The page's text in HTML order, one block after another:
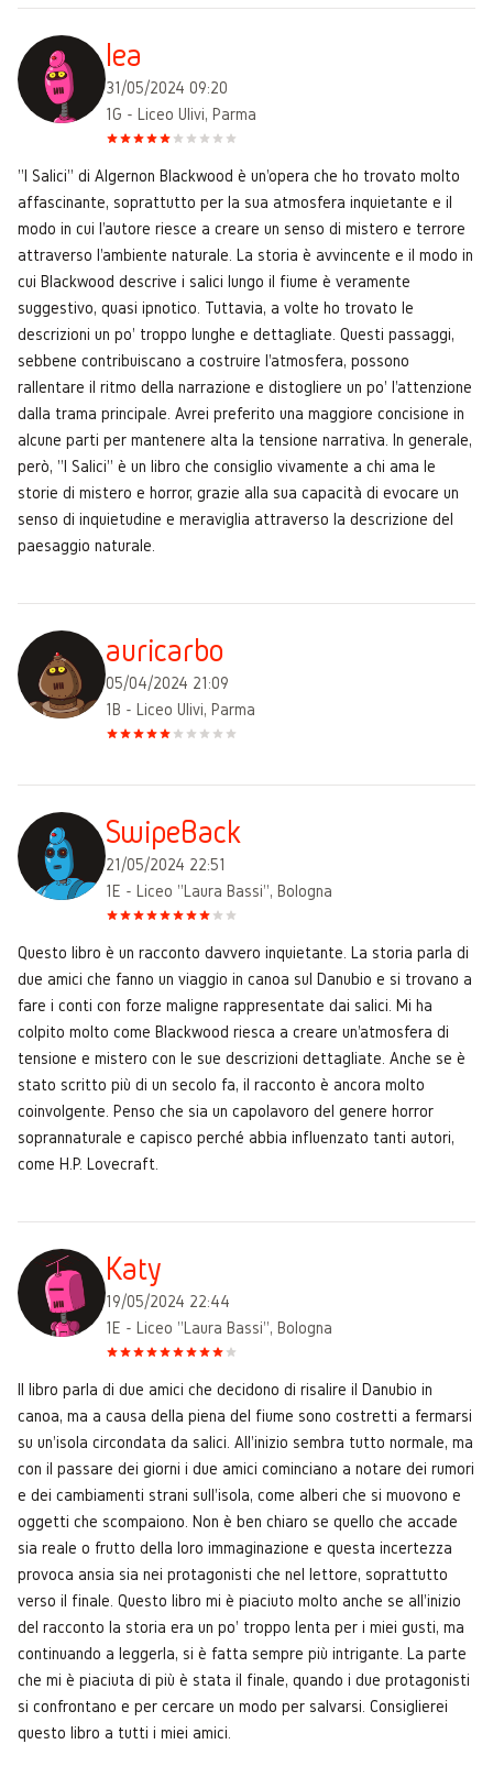
lea
31/05/2024 09:20
1G - Liceo Ulivi, Parma
"I Salici" di Algernon Blackwood è un'opera che ho trovato molto
affascinante, soprattutto per la sua atmosfera inquietante e il
modo in cui l'autore riesce a creare un senso di mistero e terrore
attraverso l'ambiente naturale. La storia è avvincente e il modo in
cui Blackwood descrive i salici lungo il fiume è veramente
suggestivo, quasi ipnotico. Tuttavia, a volte ho trovato le
descrizioni un po' troppo lunghe e dettagliate. Questi passaggi,
sebbene contribuiscano a costruire l'atmosfera, possono
rallentare il ritmo della narrazione e distogliere un po' l'attenzione
dalla trama principale. Avrei preferito una maggiore concisione in
alcune parti per mantenere alta la tensione narrativa. In generale,
però, "I Salici" è un libro che consiglio vivamente a chi ama le
storie di mistero e horror, grazie alla sua capacità di evocare un
senso di inquietudine e meraviglia attraverso la descrizione del
paesaggio naturale.
auricarbo
05/04/2024 21:09
1B - Liceo Ulivi, Parma
SwipeBack
21/05/2024 22:51
1E - Liceo "Laura Bassi", Bologna
Questo libro è un racconto davvero inquietante. La storia parla di
due amici che fanno un viaggio in canoa sul Danubio e si trovano a
fare i conti con forze maligne rappresentate dai salici. Mi ha
colpito molto come Blackwood riesca a creare un'atmosfera di
tensione e mistero con le sue descrizioni dettagliate. Anche se è
stato scritto più di un secolo fa, il racconto è ancora molto
coinvolgente. Penso che sia un capolavoro del genere horror
soprannaturale e capisco perché abbia influenzato tanti autori,
come H.P. Lovecraft.
Katy
19/05/2024 22:44
1E - Liceo "Laura Bassi", Bologna
Il libro parla di due amici che decidono di risalire il Danubio in
canoa, ma a causa della piena del fiume sono costretti a fermarsi
su un'isola circondata da salici. All'inizio sembra tutto normale, ma
con il passare dei giorni i due amici cominciano a notare dei rumori
e dei cambiamenti strani sull'isola, come alberi che si muovono e
oggetti che scompaiono. Non è ben chiaro se quello che accade
sia reale o frutto della loro immaginazione e questa incertezza
provoca ansia sia nei protagonisti che nel lettore, soprattutto
verso il finale. Questo libro mi è piaciuto molto anche se all'inizio
del racconto la storia era un po' troppo lenta per i miei gusti, ma
continuando a leggerla, si è fatta sempre più intrigante. La parte
che mi è piaciuta di più è stata il finale, quando i due protagonisti
si confrontano e per cercare un modo per salvarsi. Consiglierei
questo libro a tutti i miei amici.